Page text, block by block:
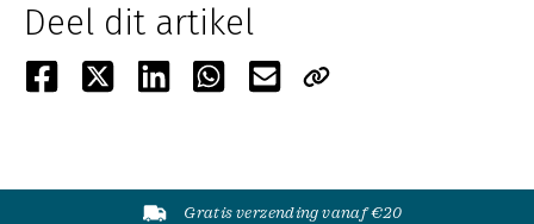
Deel dit artikel
Gratis verzending vanaf €20